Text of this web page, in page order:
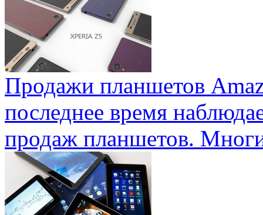
Продажи планшетов
последнее время
продаж планшетов.